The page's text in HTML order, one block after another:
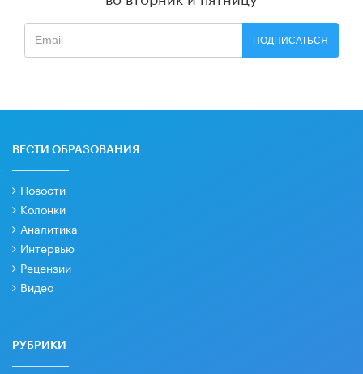
ПОДПИСАТЬСЯ
ВЕСТИ ОБРАЗОВАНИЯ
Новости
Колонки
Аналитика
Интервью
Рецензии
Видео
РУБРИКИ